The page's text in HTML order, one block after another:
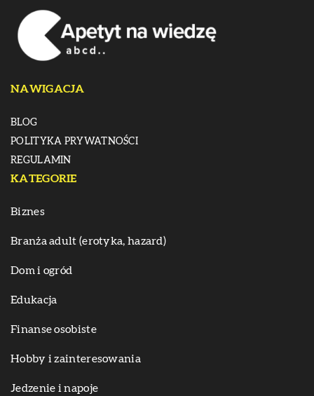
NAWIGACJA
BLOG
POLITYKA PRYWATNOŚCI
REGULAMIN
KATEGORIE
Biznes
Branża adult (erotyka, hazard)
Dom i ogród
Edukacja
Finanse osobiste
Hobby i zainteresowania
Jedzenie i napoje